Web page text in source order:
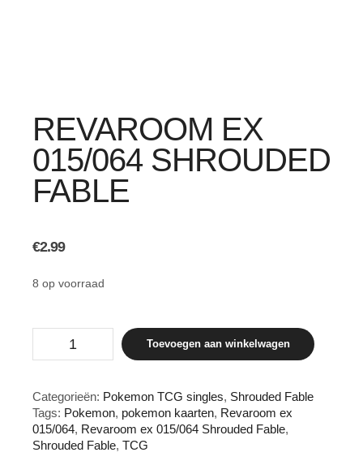
REVAROOM EX
015/064 SHROUDED
FABLE
€2.99
8 op voorraad
015/064
Fable
aantal
Toevoegen aan winkelwagen
Categorieën: Pokemon TCG singles, Shrouded Fable
Tags: Pokemon, pokemon kaarten, Revaroom ex
015/064, Revaroom ex 015/064 Shrouded Fable,
Shrouded Fable, TCG